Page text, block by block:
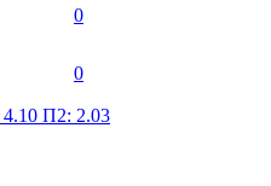
0
0
П2: 2.03